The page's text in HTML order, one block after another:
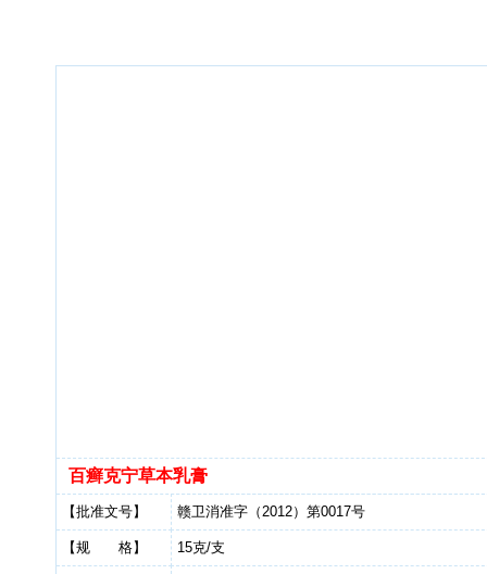
百癣克宁草本乳膏
【批准文号】 赣卫消准字（2012）第0017号
【规 格】 15克/支